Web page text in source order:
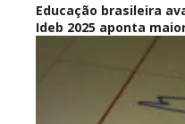
Educação brasileira
Ideb 2025 aponta